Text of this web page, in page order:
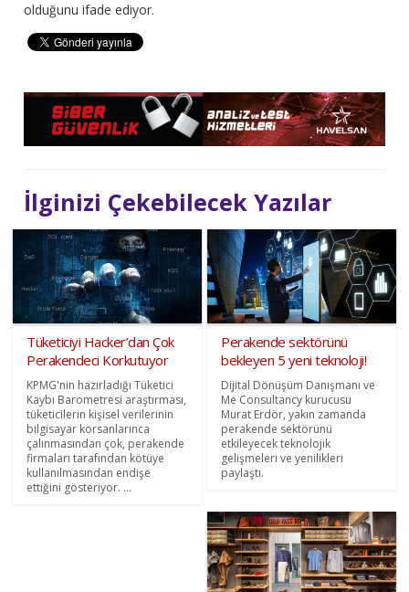
olduğunu ifade ediyor.
İlginizi Çekebilecek Yazılar
Tüketiciyi Hacker’dan Çok
Perakendeci Korkutuyor
KPMG'nin hazırladığı Tüketici
Kaybı Barometresi araştırması,
tüketicilerin kişisel verilerinin
bilgisayar korsanlarınca
çalınmasından çok, perakende
firmaları tarafından kötüye
kullanılmasından endişe
ettiğini gösteriyor. ...
Perakende sektörünü
bekleyen 5 yeni teknoloji!
Dijital Dönüşüm Danışmanı ve
Me Consultancy kurucusu
Murat Erdör, yakın zamanda
perakende sektörünü
etkileyecek teknolojik
gelişmeleri ve yenilikleri
paylaştı.